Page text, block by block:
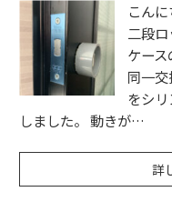
こん
二段
ケー
同一
をシ
しました。 動きが…
詳